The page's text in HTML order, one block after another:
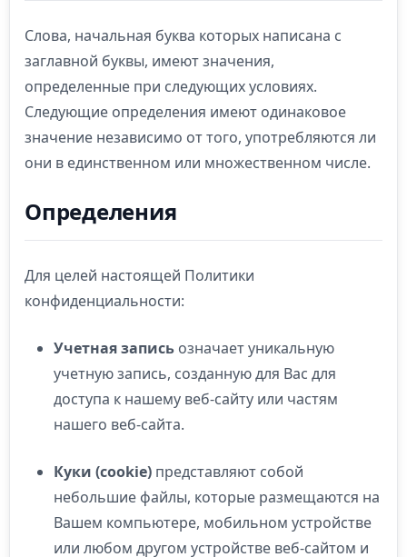
Слова, начальная буква которых написана с
заглавной буквы, имеют значения,
определенные при следующих условиях.
Следующие определения имеют одинаковое
значение независимо от того, употребляются ли
они в единственном или множественном числе.
Определения
Для целей настоящей Политики
конфиденциальности:
Учетная запись означает уникальную
учетную запись, созданную для Вас для
доступа к нашему веб-сайту или частям
нашего веб-сайта.
Куки (cookie) представляют собой
небольшие файлы, которые размещаются на
Вашем компьютере, мобильном устройстве
или любом другом устройстве веб-сайтом и